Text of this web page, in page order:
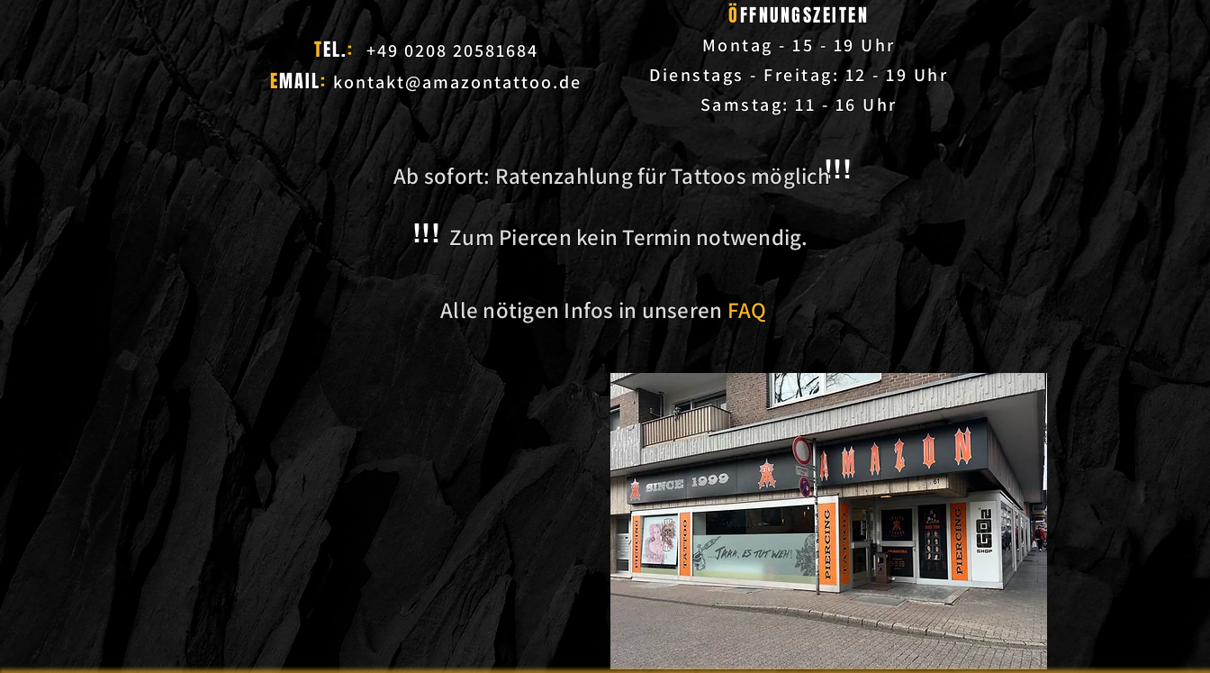
TEL.: +49 0208 20581684
EMAIL:kontakt@amazontattoo.de
ÖFFNUNGSZEITEN
Montag - 15 - 19 Uhr
Dienstags - Freitag: 12 - 19 Uhr
Samstag: 11 - 16 Uhr
!!! Zum Piercen kein Termin notwendig.
!!!
Ab sofort: Ratenzahlung für Tattoos möglich
Alle nötigen Infos in unseren FAQ